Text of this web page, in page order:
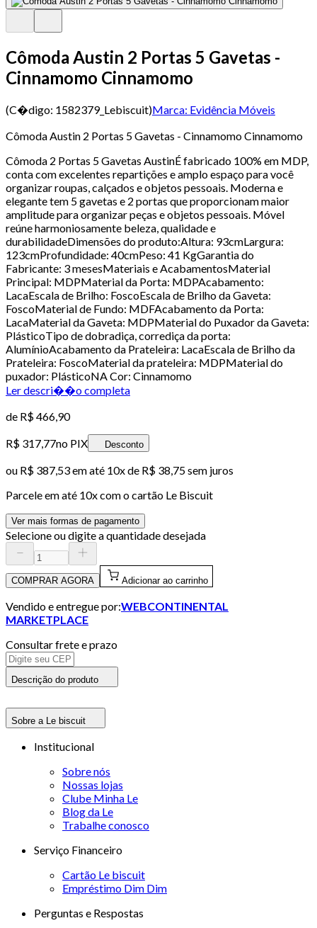
Cômoda Austin 2 Portas 5 Gavetas -
Cinnamomo Cinnamomo
(C�digo: 1582379_Lebiscuit)Marca: Evidência Móveis
Cômoda Austin 2 Portas 5 Gavetas - Cinnamomo Cinnamomo
Cômoda 2 Portas 5 Gavetas AustinÉ fabricado 100% em MDP,
conta com excelentes repartições e amplo espaço para você
organizar roupas, calçados e objetos pessoais. Moderna e
elegante tem 5 gavetas e 2 portas que proporcionam maior
amplitude para organizar peças e objetos pessoais. Móvel
reúne harmoniosamente beleza, qualidade e
durabilidadeDimensões do produto:Altura: 93cmLargura:
123cmProfundidade: 40cmPeso: 41 KgGarantia do
Fabricante: 3 mesesMateriais e AcabamentosMaterial
Principal: MDPMaterial da Porta: MDPAcabamento:
LacaEscala de Brilho: FoscoEscala de Brilho da Gaveta:
FoscoMaterial de Fundo: MDFAcabamento da Porta:
LacaMaterial da Gaveta: MDPMaterial do Puxador da Gaveta:
PlásticoTipo de dobradiça, corrediça da porta:
AlumínioAcabamento da Prateleira: LacaEscala de Brilho da
Prateleira: FoscoMaterial da prateleira: MDPMaterial do
puxador: PlásticoNA Cor: Cinnamomo
Ler descri��o completa
de R$ 466,90
R$ 317,77no PIX Desconto
ou R$ 387,53em até 10x de R$ 38,75 sem juros
Parcele em até 10x com o cartão Le Biscuit
Ver mais formas de pagamento
Selecione ou digite a quantidade desejada
COMPRAR AGORA Adicionar ao carrinho
Vendido e entregue por:WEBCONTINENTAL
MARKETPLACE
Consultar frete e prazo
Descrição do produto
Sobre a Le biscuit
Institucional
Sobre nós
Nossas lojas
Clube Minha Le
Blog da Le
Trabalhe conosco
Serviço Financeiro
Cartão Le biscuit
Empréstimo Dim Dim
Perguntas e Respostas